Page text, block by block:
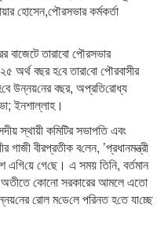
হোসেন,পৌরসভার কর্মকর্তা
বাজেটে তারাবো পৌরসভার
বছ‌র হ‌বে তারা‌বো পৌরবাসীর
উন্নয়‌নের বছর, অপ্র‌তি‌রোধ্য
ইনশাল্লাহ।
স্থায়ী কমিটির সভাপতি এবং
বীরপ্রতীক ব‌লেন, ’প্রধানমন্ত্রী
এ‌গি‌য়ে গে‌ছে। এ সময় তি‌নি, বর্তমান
অতীতে কোনো সরকারের আমলে এতো
রোল ম‌ডে‌লে প‌রিনত হ‌তে যা‌চ্ছে